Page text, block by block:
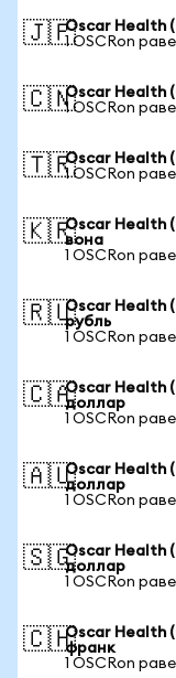
🇯🇵Oscar Health
1 OSCRon
🇨🇳Oscar Health
1 OSCRon
🇹🇷Oscar Health
1 OSCRon
🇰🇷Oscar Health
вона
1 OSCRon
🇷🇺Oscar Health
рубль
1 OSCRon
🇨🇦Oscar Health
доллар
1 OSCRon
🇦🇺Oscar Health
доллар
1 OSCRon
🇸🇬Oscar Health
доллар
1 OSCRon
🇨🇭Oscar Health
франк
1 OSCRon